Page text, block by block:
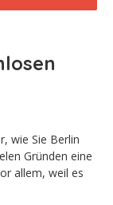
wie Sie Berlin
Gründen eine
allem, weil es